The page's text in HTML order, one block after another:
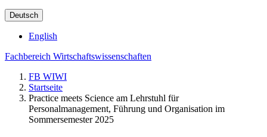
Deutsch
English
Fachbereich Wirtschaftswissenschaften
FB WIWI
Startseite
Practice meets Science am Lehrstuhl für
Personalmanagement, Führung und Organisation im
Sommersemester 2025